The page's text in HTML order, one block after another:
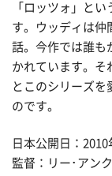
「ロッツォ」と
す。ウッディは
話。今作では誰も
かれています。そ
とこのシリーズを
のです。
日本公開日：2010
監督：リー･アン